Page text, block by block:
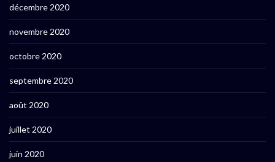
décembre 2020
novembre 2020
octobre 2020
septembre 2020
août 2020
juillet 2020
juin 2020